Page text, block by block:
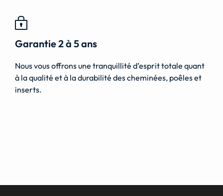
Garantie 2 à 5 ans
Nous vous offrons une tranquillité d’esprit totale quant
à la qualité et à la durabilité des cheminées, poêles et
inserts.